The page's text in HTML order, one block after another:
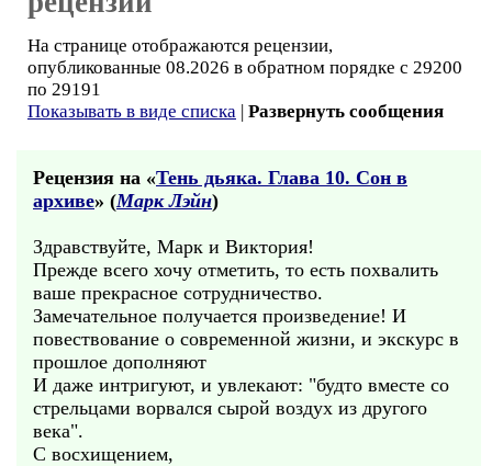
На странице отображаются рецензии,
опубликованные 08.2026 в обратном порядке с 29200
по 29191
Показывать в виде списка | Развернуть сообщения
Рецензия на «Тень дьяка. Глава 10. Сон в
архиве» (Марк Лэйн)
Здравствуйте, Марк и Виктория!
Прежде всего хочу отметить, то есть похвалить
ваше прекрасное сотрудничество.
Замечательное получается произведение! И
повествование о современной жизни, и экскурс в
прошлое дополняют
И даже интригуют, и увлекают: "будто вместе со
стрельцами ворвался сырой воздух из другого
века".
С восхищением,